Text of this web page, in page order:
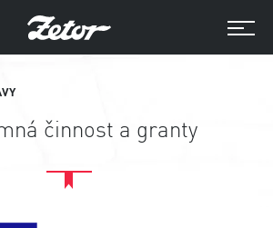
činnost a granty